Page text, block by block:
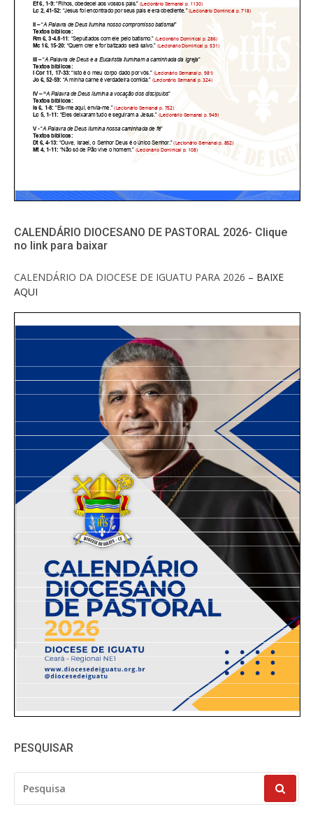
CALENDÁRIO DIOCESANO DE PASTORAL 2026- Clique
no link para baixar
CALENDÁRIO DA DIOCESE DE IGUATU PARA 2026 – BAIXE
AQUI
PESQUISAR
POR: